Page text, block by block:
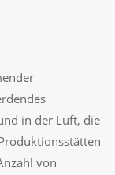
in der Luft, die
von